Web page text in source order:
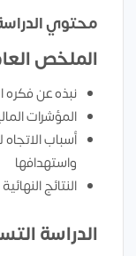
محتوي
الملخص
نبذه عن فكره
المؤشرات
أسباب
واستهدافها
النتائج
الدراسة